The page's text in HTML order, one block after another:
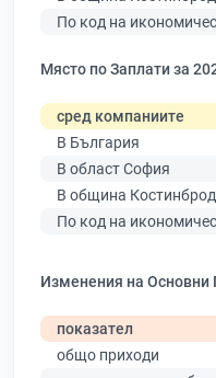
По код на
Място по Заплати за
сред компаниите
В България
В област София
В община Костинброд
По код на
Изменения на Основни
показател
общо приходи